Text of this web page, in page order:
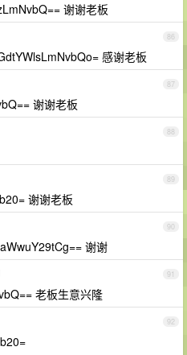
谢谢老板
86
感谢老板
87
谢谢老板
88
89
谢谢老板
90
谢谢
91
老板生意兴隆
92